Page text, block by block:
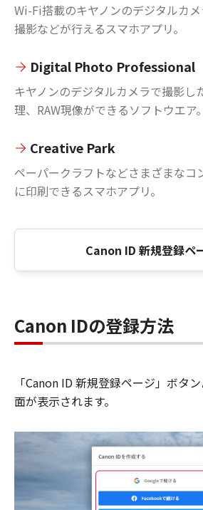
Wi-Fi搭載のキヤノンのデジタルカ
撮影などが行えるスマホアプリ。
Digital Photo Professional
キヤノンのデジタルカメラで撮影し
理、RAW現像ができるソフトウエア。
Creative Park
ペーパークラフトなどさまざまなコ
に印刷できるスマホアプリ。
Canon ID 新規登録ペ
Canon IDの登録方法
「Canon ID 新規登録ページ」ボタ
面が表示されます。